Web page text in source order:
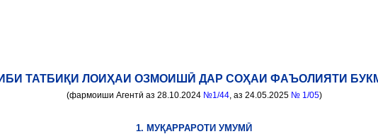
ТАТБИҚИ ЛОИҲАИ ОЗМОИШӢ ДАР СОҲАИ ФАЪОЛИЯТИ
(фармоиши Агентӣ аз 28.10.2024 №1/44, аз 24.05.2025 № 1/05)
1. МУҚАРРАРОТИ УМУМӢ